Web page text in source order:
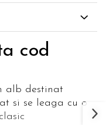
cod
alb destinat
si se leaga cu o